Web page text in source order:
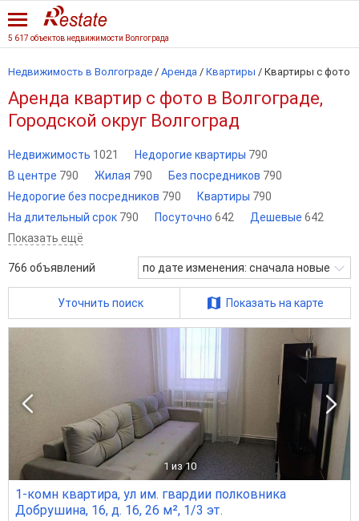
5 617 объектов недвижимости Волгограда
Недвижимость в Волгограде / Аренда / Квартиры / Квартиры с фото
Аренда квартир с фото в Волгограде,
Городской округ Волгоград
Недвижимость 1021 Недорогие квартиры 790
В центре 790 Жилая 790 Без посредников 790
Недорогие без посредников 790 Квартиры 790
На длительный срок 790 Посуточно 642 Дешевые 642
Показать ещё
766 объявлений по дате изменения: сначала новые
Уточнить поиск Показать на карте
1 из 10
1-комн квартира, ул им. гвардии полковника
Добрушина, 16, д. 16, 26 м², 1/3 эт.